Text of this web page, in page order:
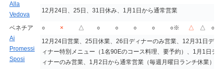
Alla
Vedova
12月24日、25日、31日休み、1月1日から通常営業
ベネチア
Ai
Promessi
Sposi
○ × △ ○ ○ ○ ○ ○※ △ △
○
12月24日営業、25日休業、26日ディナーのみ営業、12月31日デ
ィナー特別メニュー（1名90Eのコース料理、要予約）、1月1日デ
ィナーのみ営業、1月2日から通常営業（毎週月曜日ランチ休業）